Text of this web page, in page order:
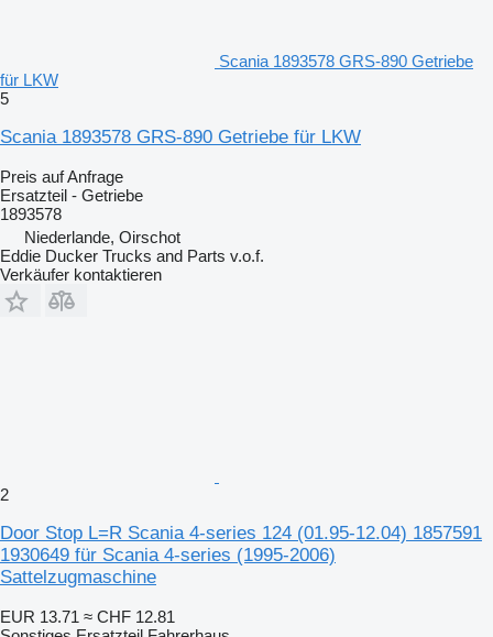
Scania 1893578 GRS-890 Getriebe
für LKW
5
Scania 1893578 GRS-890 Getriebe für LKW
Preis auf Anfrage
Ersatzteil - Getriebe
1893578
Niederlande, Oirschot
Eddie Ducker Trucks and Parts v.o.f.
Verkäufer kontaktieren
2
Door Stop L=R Scania 4-series 124 (01.95-12.04) 1857591
1930649 für Scania 4-series (1995-2006)
Sattelzugmaschine
EUR 13.71 ≈ CHF 12.81